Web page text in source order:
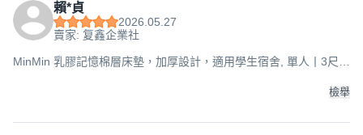
賴*貞
2026.05.27
賣家: 复鑫企業社
MinMin 乳膠記憶棉層床墊，加厚設計，適用學生宿舍, 單人丨3尺
檢舉